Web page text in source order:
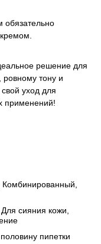
​​обязательно
решение для
ровному тону и
уход для
применений!
сияния кожи,
пипетки